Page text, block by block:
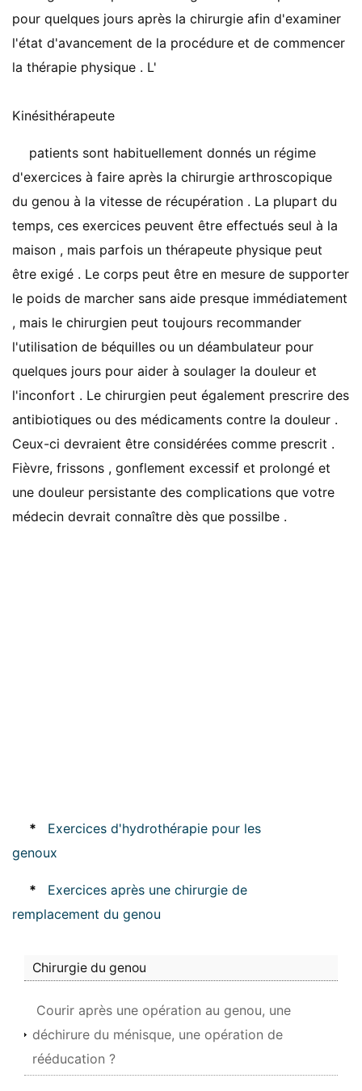
pour quelques jours après la chirurgie afin d'examiner
l'état d'avancement de la procédure et de commencer
la thérapie physique . L'
Kinésithérapeute
patients sont habituellement donnés un régime
d'exercices à faire après la chirurgie arthroscopique
du genou à la vitesse de récupération . La plupart du
temps, ces exercices peuvent être effectués seul à la
maison , mais parfois un thérapeute physique peut
être exigé . Le corps peut être en mesure de supporter
le poids de marcher sans aide presque immédiatement
, mais le chirurgien peut toujours recommander
l'utilisation de béquilles ou un déambulateur pour
quelques jours pour aider à soulager la douleur et
l'inconfort . Le chirurgien peut également prescrire des
antibiotiques ou des médicaments contre la douleur .
Ceux-ci devraient être considérées comme prescrit .
Fièvre, frissons , gonflement excessif et prolongé et
une douleur persistante des complications que votre
médecin devrait connaître dès que possilbe .
*
Exercices d'hydrothérapie pour les
genoux
*
Exercices après une chirurgie de
remplacement du genou
Chirurgie du genou
Courir après une opération au genou, une
déchirure du ménisque, une opération de
rééducation ?